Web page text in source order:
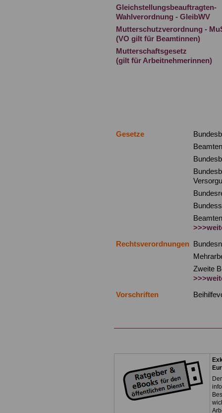
Gleichstellungsbeauftragten-
Wahlverordnung - GleibWV
Mutterschutzverordnung -
(VO gilt für Beamtinnen)
Mutterschaftsgesetz
(gilt für Arbeitnehmerinnen)
Gesetze
Rechtsverordnungen
Zweite
Vorschriften